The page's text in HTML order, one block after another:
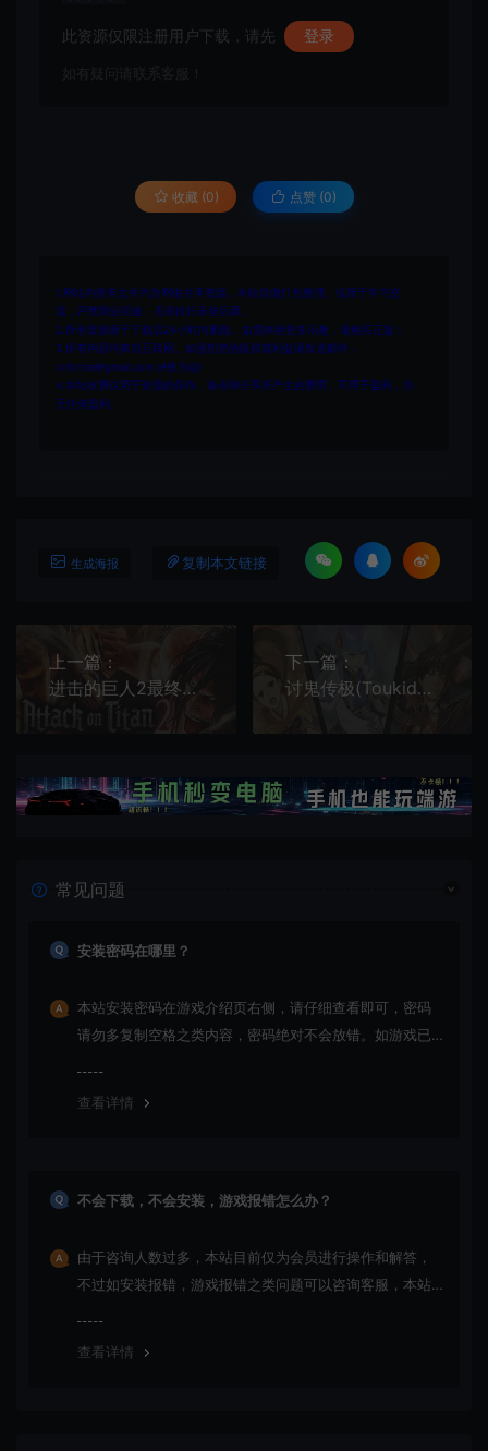
此资源仅限注册用户下载，请先 登录
如有疑问请联系客服！
收藏 (0) 点赞 (0)
1.网站内所有文件均为网络共享资源，本站仅做打包整理。仅用于学习交
流，严禁商业用途，否则自行承担后果。
2.所有资源请于下载后24小时内删除。如需体验更多乐趣，请购买正版！
3.所有内容均来自互联网。如侵犯您的版权或利益请发送邮件：
cvformat#gmail.com (#换为@)
4.本站收费仅用于资源的保存、备份和分享所产生的费用，不用于盈利，亦
无任何盈利。
生成海报 复制本文链接
上一篇：
进击的巨人2最终之战(Attack on Titan 2 Final Battle)第三人称动作砍杀游戏|下载
下一篇：
讨鬼传极(Toukiden: Kiwami)繁中|PC|修改器|动作RPG游戏
常见问题
安装密码在哪里？
本站安装密码在游戏介绍页右侧，请仔细查看即可，密码
请勿多复制空格之类内容，密码绝对不会放错。如游戏已
查看详情
不会下载，不会安装，游戏报错怎么办？
由于咨询人数过多，本站目前仅为会员进行操作和解答，
不过如安装报错，游戏报错之类问题可以咨询客服，本站
查看详情